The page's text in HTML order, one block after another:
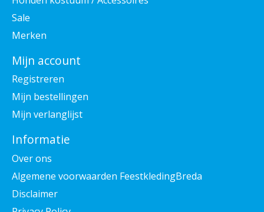
Sale
Merken
Mijn account
Registreren
Mijn bestellingen
Mijn verlanglijst
Informatie
Over ons
Algemene voorwaarden FeestkledingBreda
Disclaimer